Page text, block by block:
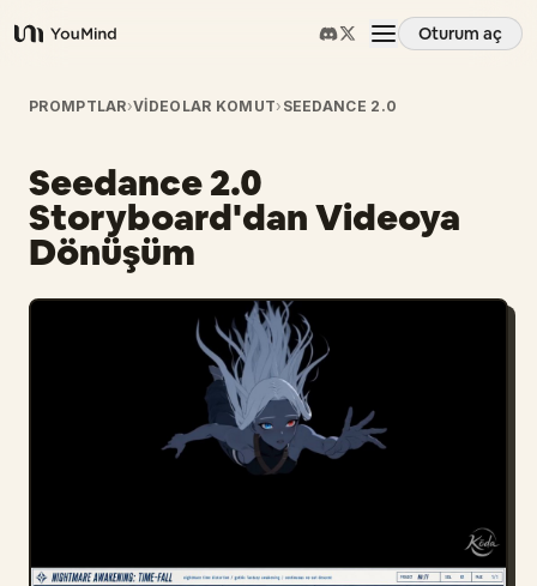
YouMind
Oturum aç
Genel Bakış
Kullanım Senaryoları
Beceriler
Blog
PROMPTLAR›VIDEOLAR KOMUT› SEEDANCE 2.0
Seedance 2.0
Storyboard'dan Videoya
Dönüşüm